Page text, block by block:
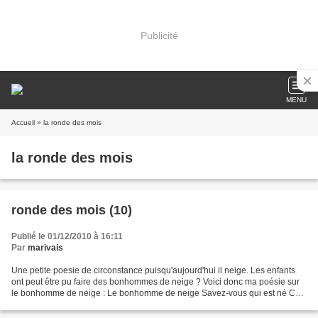
Publicité
MENU
Accueil » la ronde des mois
la ronde des mois
ronde des mois (10)
Publié le 01/12/2010 à 16:11
Par marivais
Une petite poesie de circonstance puisqu'aujourd'hui il neige. Les enfants
ont peut être pu faire des bonhommes de neige ? Voici donc ma poésie sur
le bonhomme de neige : Le bonhomme de neige Savez-vous qui est né Ce